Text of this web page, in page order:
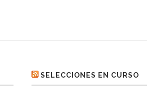
SELECCIONES EN CURSO